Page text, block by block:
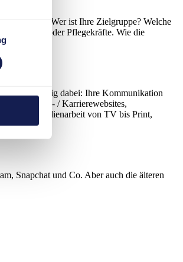
wichtig: Wer ist Ihre Zielgruppe? Welche
oder Pflegekräfte. Wie die
Wichtig dabei: Ihre Kommunikation
/ Karrierewebsites,
Medienarbeit von TV bis Print,
Snapchat und Co. Aber auch die älteren